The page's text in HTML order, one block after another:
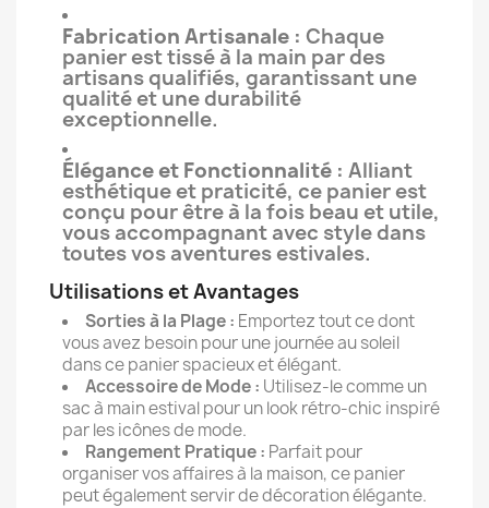
Fabrication Artisanale : Chaque
panier est tissé à la main par des
artisans qualifiés, garantissant une
qualité et une durabilité
exceptionnelle.
Élégance et Fonctionnalité : Alliant
esthétique et praticité, ce panier est
conçu pour être à la fois beau et utile,
vous accompagnant avec style dans
toutes vos aventures estivales.
Utilisations et Avantages
Sorties à la Plage : Emportez tout ce dont
vous avez besoin pour une journée au soleil
dans ce panier spacieux et élégant.
Accessoire de Mode : Utilisez-le comme un
sac à main estival pour un look rétro-chic inspiré
par les icônes de mode.
Rangement Pratique : Parfait pour
organiser vos affaires à la maison, ce panier
peut également servir de décoration élégante.